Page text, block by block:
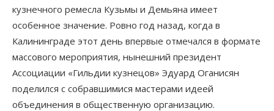
кузнечного ремесла Кузьмы и Демьяна имеет
особенное значение. Ровно год назад, когда в
Калининграде этот день впервые отмечался в формате
массового мероприятия, нынешний президент
Ассоциации «Гильдии кузнецов» Эдуард Оганисян
поделился с собравшимися мастерами идеей
объединения в общественную организацию.